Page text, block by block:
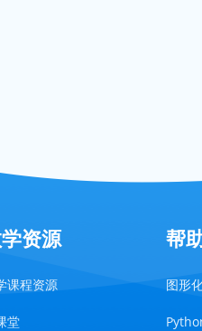
资源
课程资源
堂
帮
图形